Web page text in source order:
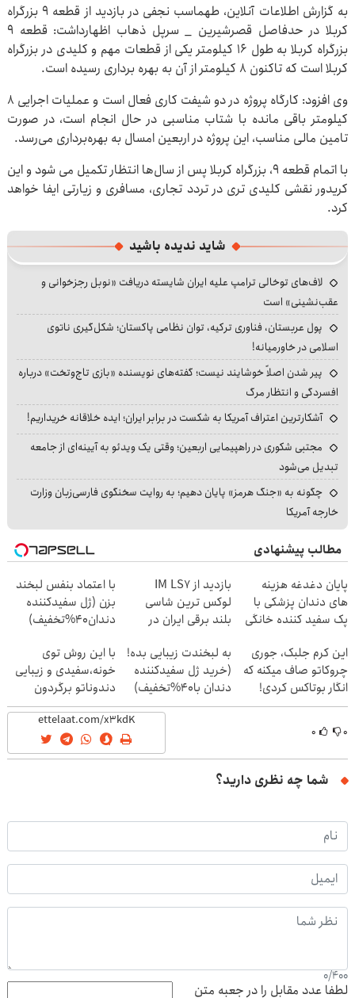
به گزارش اطلاعات آنلاین، طهماسب نجفی در بازدید از قطعه ۹ بزرگراه
کربلا در حدفاصل قصرشیرین _ سرپل ذهاب اظهارداشت: قطعه ۹
بزرگراه کربلا به طول ۱۶ کیلومتر یکی از قطعات مهم و کلیدی در بزرگراه
کربلا است که تاکنون ۸ کیلومتر از آن به بهره برداری رسیده است.
وی افزود: کارگاه پروژه در دو شیفت کاری فعال است و عملیات اجرایی ۸
کیلومتر باقی مانده با شتاب مناسبی در حال انجام است، در صورت
تامین مالی مناسب، این پروژه در اربعین امسال به بهره‌برداری می‌رسد.
با اتمام قطعه ۹، بزرگراه کربلا پس از سال‌ها انتظار تکمیل می شود و این
کریدور نقشی کلیدی تری در تردد تجاری، مسافری و زیارتی ایفا خواهد
کرد.
شاید ندیده باشید
لاف‌های توخالی ترامپ علیه ایران شایسته دریافت «نوبل رجزخوانی و
عقب‌نشینی» است
پول عربستان، فناوری ترکیه، توان نظامی پاکستان؛ شکل‌گیری ناتوی
اسلامی در خاورمیانه!
پیر شدن اصلاً خوشایند نیست؛ گفته‌های نویسنده «بازی تاج‌وتخت» درباره
افسردگی و انتظار مرگ
آشکارترین اعتراف آمریکا به شکست در برابر ایران؛ ایده خلاقانه خریداریم!
مجتبی شکوری در راهپیمایی اربعین؛ وقتی یک ویدئو به آیینه‌ای از جامعه
تبدیل می‌شود
چگونه به «جنگ هرمز» پایان دهیم؛ به روایت سخنگوی فارسی‌زبان وزارت
خارجه آمریکا
مطالب پیشنهادی
پایان دغدغه هزینه
های دندان پزشکی با
پک سفید کننده خانگی
بازدید از IM LS7
لوکس ترین شاسی
بلند برقی ایران در
با اعتماد بنفس لبخند
بزن (ژل سفیدکننده
دندان40%تخفیف)
این کرم جلبک، جوری
چروکاتو صاف میکنه که
انگار بوتاکس کردی!
(تخفیف ویژه)
به لبخندت زیبایی بده!
(خرید ژل سفیدکننده
دندان با40%تخفیف)
با این روش توی
خونه،سفیدی و زیبایی
دندوناتو برگردون
(40%off)
۰ ۰
شما چه نظری دارید؟
0/400
لطفا عدد مقابل را در جعبه متن